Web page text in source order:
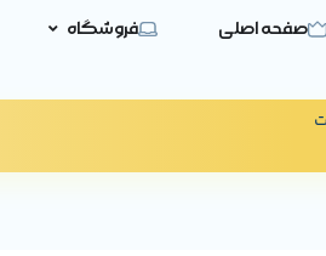
صفحه اصلی فروشگاه